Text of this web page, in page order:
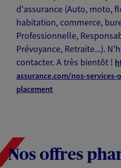
d'assurance (Auto, moto,
habitation, commerce,
Professionnelle,
Prévoyance, Retraite...).
contacter. A très bientôt !
assurance.com/nos-
placement
Nos offres